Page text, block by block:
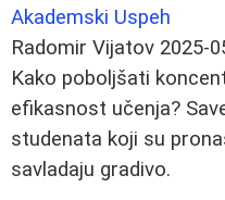
Akademski Uspeh
Radomir Vijatov 2025-
Kako poboljšati
efikasnost učenja?
studenata koji su
savladaju gradivo.